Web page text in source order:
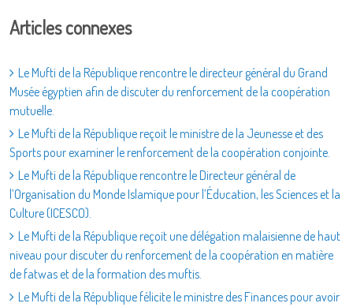
Articles connexes
Le Mufti de la République rencontre le directeur général du Grand
Musée égyptien afin de discuter du renforcement de la coopération
mutuelle.
Le Mufti de la République reçoit le ministre de la Jeunesse et des
Sports pour examiner le renforcement de la coopération conjointe.
Le Mufti de la République rencontre le Directeur général de
l’Organisation du Monde Islamique pour l’Éducation, les Sciences et la
Culture (ICESCO).
Le Mufti de la République reçoit une délégation malaisienne de haut
niveau pour discuter du renforcement de la coopération en matière
de fatwas et de la formation des muftis.
Le Mufti de la République félicite le ministre des Finances pour avoir